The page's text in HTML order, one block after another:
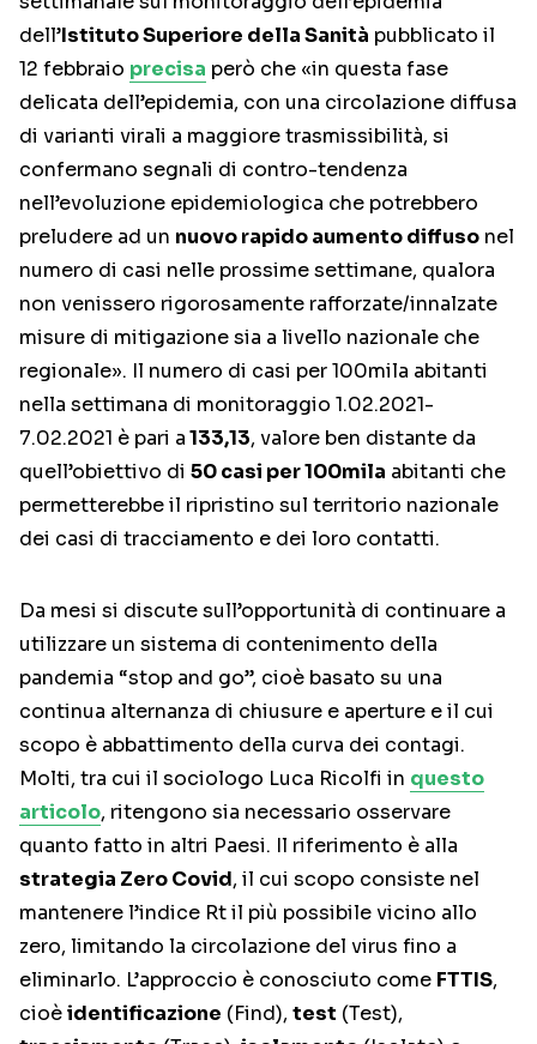
dell’Istituto Superiore della Sanità pubblicato il
12 febbraio precisa però che «in questa fase
delicata dell’epidemia, con una circolazione diffusa
di varianti virali a maggiore trasmissibilità, si
confermano segnali di contro-tendenza
nell’evoluzione epidemiologica che potrebbero
preludere ad un nuovo rapido aumento diffuso nel
numero di casi nelle prossime settimane, qualora
non venissero rigorosamente rafforzate/innalzate
misure di mitigazione sia a livello nazionale che
regionale». Il numero di casi per 100mila abitanti
nella settimana di monitoraggio 1.02.2021-
7.02.2021 è pari a133,13, valore ben distante da
quell’obiettivo di 50 casi per 100mila abitanti che
permetterebbe il ripristino sul territorio nazionale
dei casi di tracciamento e dei loro contatti.
Da mesi si discute sull’opportunità di continuare a
utilizzare un sistema di contenimento della
pandemia “stop and go”, cioè basato su una
continua alternanza di chiusure e aperture e il cui
scopo è abbattimento della curva dei contagi.
Molti, tra cui il sociologo Luca Ricolfi in questo
articolo, ritengono sia necessario osservare
quanto fatto in altri Paesi. Il riferimento è alla
strategia Zero Covid, il cui scopo consiste nel
mantenere l’indice Rt il più possibile vicino allo
zero, limitando la circolazione del virus fino a
eliminarlo. L’approccio è conosciuto come FTTIS,
cioèidentificazione (Find), test (Test),